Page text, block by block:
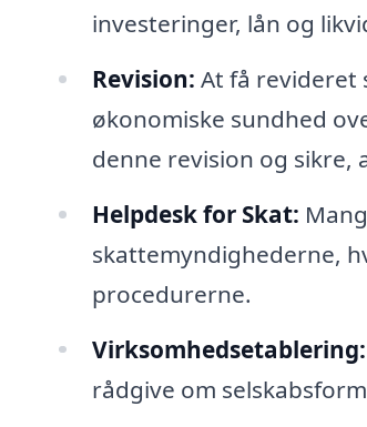
investeringer, lån og
Revision: At få revideret
økonomiske sundhed
denne revision og sikre,
Helpdesk for Skat:
skattemyndighederne,
procedurerne.
Virksomhedsetablering:
rådgive om